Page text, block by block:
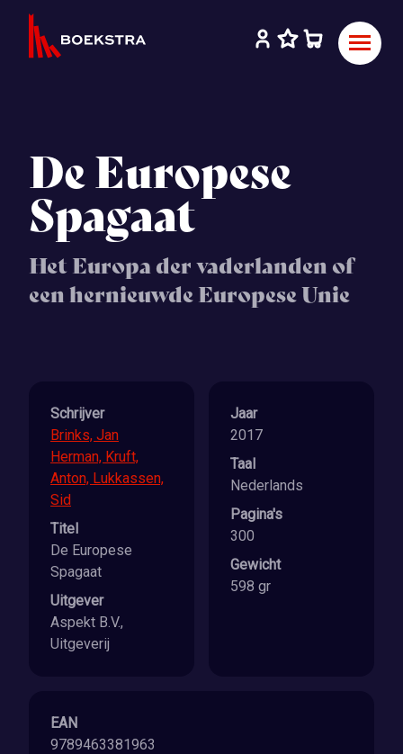
De Europese
Spagaat
Het Europa der vaderlanden of
een hernieuwde Europese Unie
Schrijver
Brinks, Jan
Herman, Kruft,
Anton, Lukkassen,
Sid
Titel
De Europese
Spagaat
Uitgever
Aspekt B.V.,
Uitgeverij
Jaar
2017
Taal
Nederlands
Pagina's
300
Gewicht
598 gr
EAN
9789463381963